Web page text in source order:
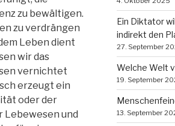
zu bewältigen.
zu verdrängen
Leben dient
wir das
vernichtet
erzeugt ein
oder der
und
Ein Diktator
indirekt den
27. September
Welche Welt
19. September
13. September